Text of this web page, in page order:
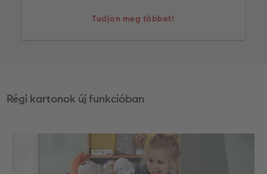
Tudjon meg többet!
Azonnali fotókidolgozással .
Régi kartonok új funkcióban